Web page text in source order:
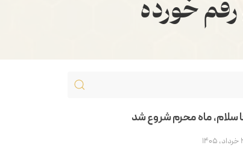
خورده
سلام، ماه محرم شروع شد